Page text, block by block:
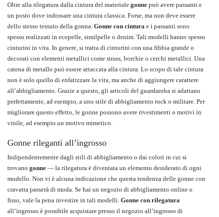
Oltre alla rilegatura dalla cintura del materiale gonne può avere passanti e
un posto dove indossare una cintura classica. Forse, ma non deve essere
dello stesso tessuto della gonna. Gonne con cintura e i passanti sono
spesso realizzati in ecopelle, similpelle o denim. Tali modelli hanno spesso
cinturini in vita. In genere, si tratta di cinturini con una fibbia grande o
decorati con elementi metallici come strass, borchie o cerchi metallici. Una
catena di metallo può essere attaccata alla cintura. Lo scopo di tale cintura
non è solo quello di enfatizzare la vita, ma anche di aggiungere carattere
all’abbigliamento. Grazie a questo, gli articoli del guardaroba si adattano
perfettamente, ad esempio, a uno stile di abbigliamento rock o militare. Per
migliorare questo effetto, le gonne possono avere rivestimenti o motivi in
vinile, ad esempio un motivo mimetico.
Gonne rileganti all’ingrosso
Indipendentemente dagli stili di abbigliamento o dai colori in cui si
trovano gonne — la rilegatura è diventata un elemento desiderato di ogni
modello. Non vi è alcuna indicazione che questa tendenza delle gonne con
cravatta passerà di moda. Se hai un negozio di abbigliamento online o
fisso, vale la pena investire in tali modelli. Gonne con rilegatura
all’ingrosso è possibile acquistare presso il negozio all’ingrosso di